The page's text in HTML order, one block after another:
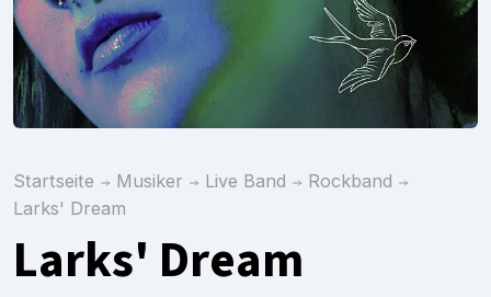
Startseite Musiker Live Band
Rockband
Larks' Dream
Larks' Dream